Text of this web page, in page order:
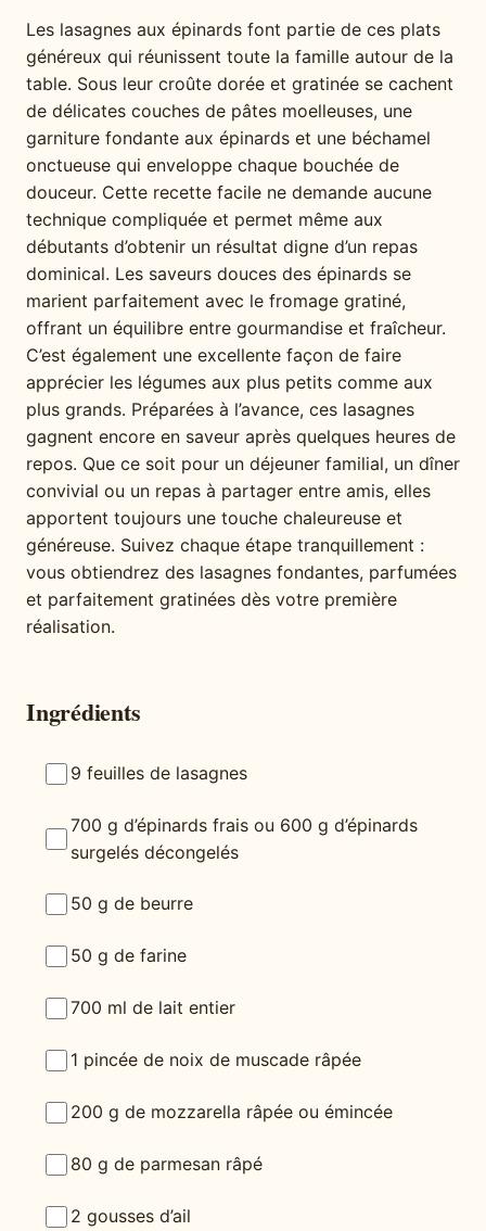
Les lasagnes aux épinards font partie de ces plats
généreux qui réunissent toute la famille autour de la
table. Sous leur croûte dorée et gratinée se cachent
de délicates couches de pâtes moelleuses, une
garniture fondante aux épinards et une béchamel
onctueuse qui enveloppe chaque bouchée de
douceur. Cette recette facile ne demande aucune
technique compliquée et permet même aux
débutants d’obtenir un résultat digne d’un repas
dominical. Les saveurs douces des épinards se
marient parfaitement avec le fromage gratiné,
offrant un équilibre entre gourmandise et fraîcheur.
C’est également une excellente façon de faire
apprécier les légumes aux plus petits comme aux
plus grands. Préparées à l’avance, ces lasagnes
gagnent encore en saveur après quelques heures de
repos. Que ce soit pour un déjeuner familial, un dîner
convivial ou un repas à partager entre amis, elles
apportent toujours une touche chaleureuse et
généreuse. Suivez chaque étape tranquillement :
vous obtiendrez des lasagnes fondantes, parfumées
et parfaitement gratinées dès votre première
réalisation.
Ingrédients
9 feuilles de lasagnes
700 g d’épinards frais ou 600 g d’épinards
surgelés décongelés
50 g de beurre
50 g de farine
700 ml de lait entier
1 pincée de noix de muscade râpée
200 g de mozzarella râpée ou émincée
80 g de parmesan râpé
2 gousses d’ail